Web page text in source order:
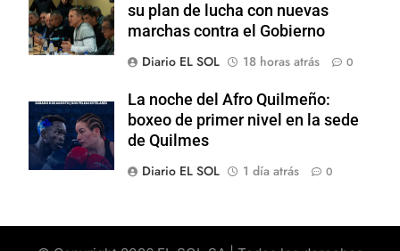
su plan de lucha con nuevas
marchas contra el Gobierno
Diario EL SOL
18 horas atrás 0
La noche del Afro Quilmeño:
boxeo de primer nivel en la sede
de Quilmes
Diario EL SOL
1 día atrás 0